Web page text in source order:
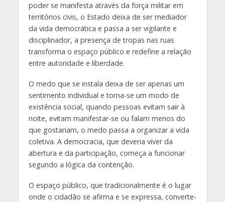
poder se manifesta através da força militar em
territórios civis, o Estado deixa de ser mediador
da vida democrática e passa a ser vigilante e
disciplinador, a presença de tropas nas ruas
transforma o espaço público e redefine a relação
entre autoridade e liberdade.
O medo que se instala deixa de ser apenas um
sentimento individual e torna-se um modo de
existência social, quando pessoas evitam sair à
noite, evitam manifestar-se ou falam menos do
que gostariam, o medo passa a organizar a vida
coletiva. A democracia, que deveria viver da
abertura e da participação, começa a funcionar
segundo a lógica da contenção.
O espaço público, que tradicionalmente é o lugar
onde o cidadão se afirma e se expressa, converte-